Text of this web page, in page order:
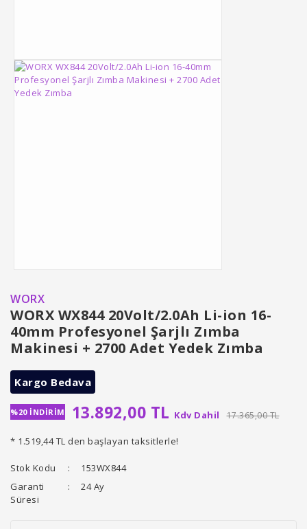
WORX
WORX WX844 20Volt/2.0Ah Li-ion 16-
40mm Profesyonel Şarjlı Zımba
Makinesi + 2700 Adet Yedek Zımba
Kargo Bedava
%20 İNDİRİM 13.892,00 TL Kdv Dahil 17.365,00 TL
* 1.519,44 TL den başlayan taksitlerle!
Stok Kodu
153WX844
Garanti
Süresi
24 Ay